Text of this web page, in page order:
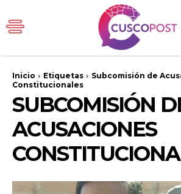
Inicio Etiquetas
Subcomisión de
Constitucionales
SUBCOMISIÓN
ACUSACIONES